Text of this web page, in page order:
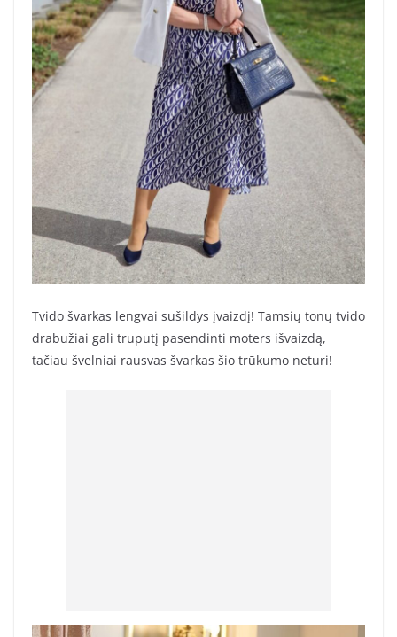
Tvido švarkas lengvai sušildys įvaizdį! Tamsių tonų tvido
drabužiai gali truputį pasendinti moters išvaizdą,
tačiau švelniai rausvas švarkas šio trūkumo neturi!